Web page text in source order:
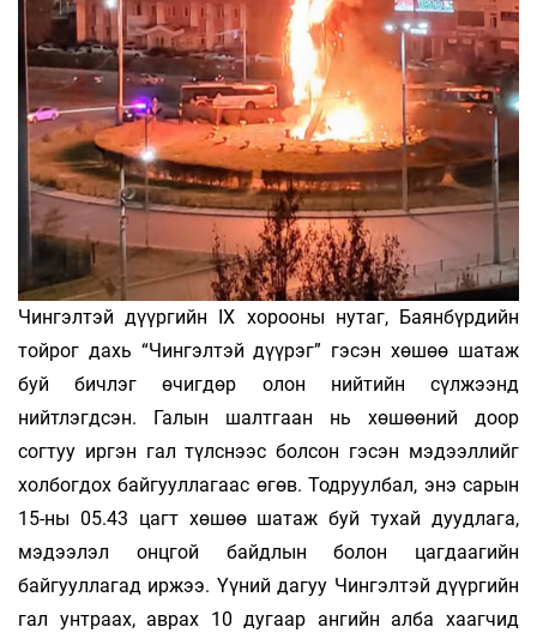
Чингэлтэй дүүргийн IX хорооны нутаг, Баянбүрдийн
тойрог дахь “Чингэлтэй дүүрэг” гэсэн хөшөө шатаж
буй бичлэг өчигдөр олон нийтийн сүлжээнд
нийтлэгдсэн. Галын шалтгаан нь хөшөөний доор
согтуу иргэн гал түлснээс болсон гэсэн мэдээллийг
холбогдох байгууллагаас өгөв. Тодруулбал, энэ сарын
15-ны 05.43 цагт хөшөө шатаж буй тухай дуудлага,
мэдээлэл онцгой байдлын болон цагдаагийн
байгууллагад иржээ. Үүний дагуу Чингэлтэй дүүргийн
гал унтраах, аврах 10 дугаар ангийн алба хаагчид